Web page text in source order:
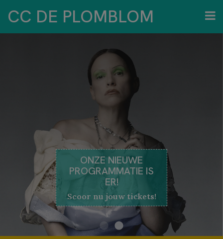
CC DE PLOMBLOM
ONZE NIEUWE
PROGRAMMATIE IS
Scoor nu jouw tickets!